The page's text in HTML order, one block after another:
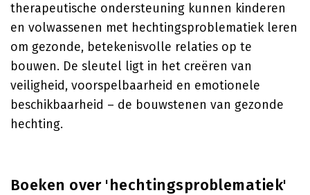
therapeutische ondersteuning kunnen kinderen
en volwassenen met hechtingsproblematiek leren
om gezonde, betekenisvolle relaties op te
bouwen. De sleutel ligt in het creëren van
veiligheid, voorspelbaarheid en emotionele
beschikbaarheid – de bouwstenen van gezonde
hechting.
Boeken over 'hechtingsproblematiek'